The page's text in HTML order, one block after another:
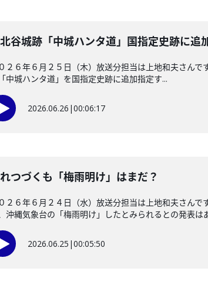
北谷城跡「中城ハンタ道」国指定史跡に追
２６年６月２５日（木）放送分担当は上地和夫さん
中城ハンタ道」を国指定史跡に追加指定す...
2026.06.26 |00:06:17
つづくも「梅雨明け」はまだ？
２６年６月２４日（水）放送分担当は上地和夫さん
沖縄気象台の「梅雨明け」したとみられるとの発表は
2026.06.25 |00:05:50